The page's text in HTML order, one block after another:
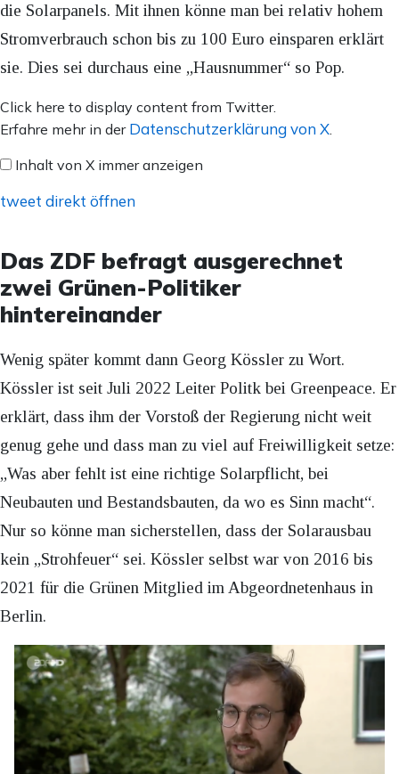
die Solarpanels. Mit ihnen könne man bei relativ hohem
Stromverbrauch schon bis zu 100 Euro einsparen erklärt
sie. Dies sei durchaus eine „Hausnummer“ so Pop.
Inhalt
von
anzeigen
Click here to display content from Twitter.
Erfahre mehr in der Datenschutzerklärung von X.
Inhalt von X immer anzeigen
tweet direkt öffnen
Das ZDF befragt ausgerechnet
zwei Grünen-Politiker
hintereinander
Wenig später kommt dann Georg Kössler zu Wort.
Kössler ist seit Juli 2022 Leiter Politk bei Greenpeace. Er
erklärt, dass ihm der Vorstoß der Regierung nicht weit
genug gehe und dass man zu viel auf Freiwilligkeit setze:
„Was aber fehlt ist eine richtige Solarpflicht, bei
Neubauten und Bestandsbauten, da wo es Sinn macht“.
Nur so könne man sicherstellen, dass der Solarausbau
kein „Strohfeuer“ sei. Kössler selbst war von 2016 bis
2021 für die Grünen Mitglied im Abgeordnetenhaus in
Berlin.